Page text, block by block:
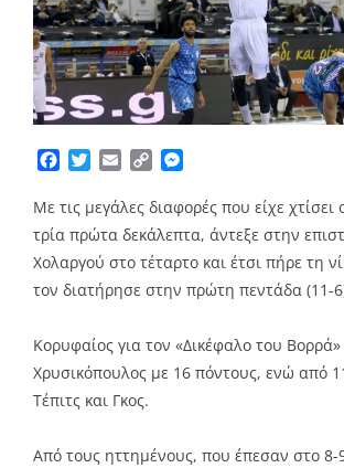
Facebook
TwitterEmailCopy
Με τις μεγάλες διαφορές που είχε
τρία πρώτα δεκάλεπτα, άντεξε στην
Χολαργού στο τέταρτο και έτσι πήρε τη
τον διατήρησε στην πρώτη πεντάδα (11-
Κορυφαίος για τον «Δικέφαλο του
Χρυσικόπουλος με 16 πόντους, ενώ από
Τέπιτς και Γκος.
Από τους ηττημένους, που έπεσαν στο 8-